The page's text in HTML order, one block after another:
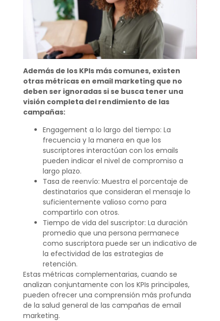
Además de los KPIs más comunes, existen
otras métricas en email marketing que no
deben ser ignoradas si se busca tener una
visión completa del rendimiento de las
campañas:
Engagement a lo largo del tiempo: La
frecuencia y la manera en que los
suscriptores interactúan con los emails
pueden indicar el nivel de compromiso a
largo plazo.
Tasa de reenvío: Muestra el porcentaje de
destinatarios que consideran el mensaje lo
suficientemente valioso como para
compartirlo con otros.
Tiempo de vida del suscriptor: La duración
promedio que una persona permanece
como suscriptora puede ser un indicativo de
la efectividad de las estrategias de
retención.
Estas métricas complementarias, cuando se
analizan conjuntamente con los KPIs principales,
pueden ofrecer una comprensión más profunda
de la salud general de las campañas de email
marketing.